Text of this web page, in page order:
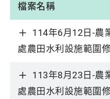
檔案名稱
114年6月12日-農
處農田水利設施範圍
113年8月23日-農
處農田水利設施範圍